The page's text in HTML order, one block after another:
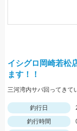
イシグロ岡崎若松
ます！！
三河湾内サバ回ってきて
釣行日
釣行時間